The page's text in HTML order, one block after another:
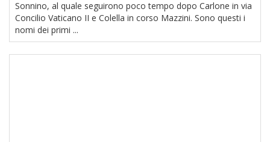
Sonnino, al quale seguirono poco tempo dopo Carlone in via
Concilio Vaticano II e Colella in corso Mazzini. Sono questi i
nomi dei primi ...